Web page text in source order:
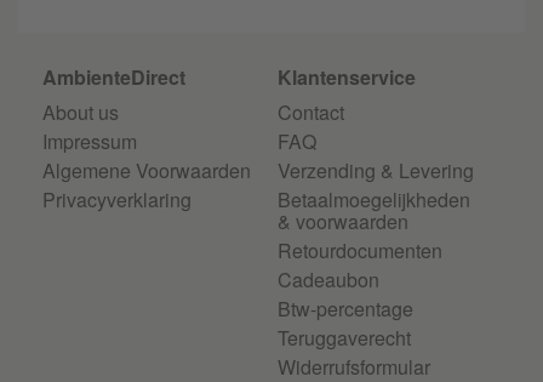
AmbienteDirect
About us
Impressum
Algemene Voorwaarden
Privacyverklaring
Klantenservice
Contact
FAQ
Verzending & Levering
Betaalmoegelijkheden
& voorwaarden
Retourdocumenten
Cadeaubon
Btw-percentage
Teruggaverecht
Widerrufsformular